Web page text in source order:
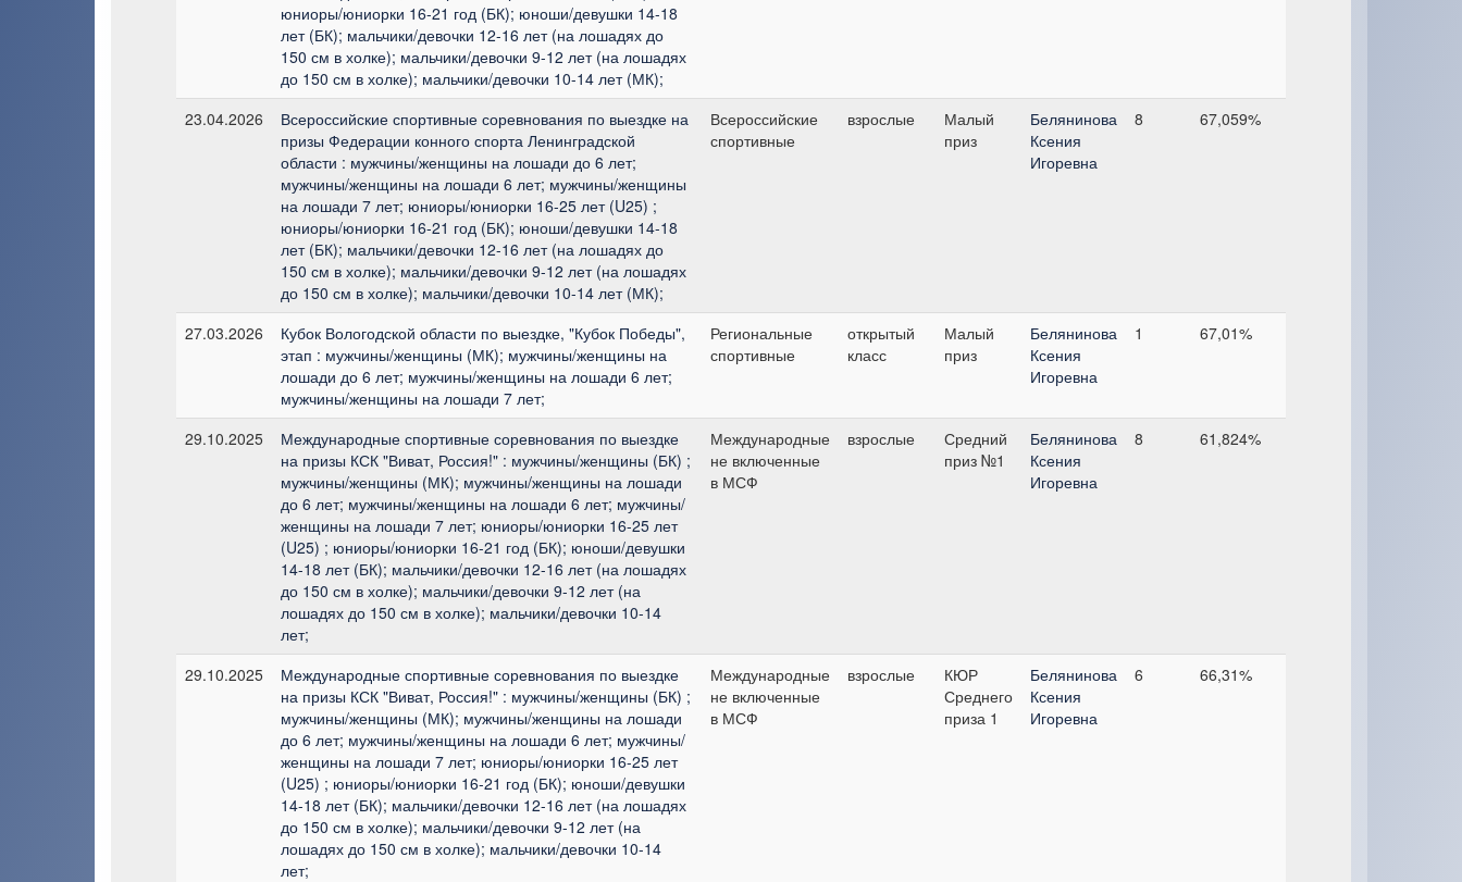
юниоры/юниорки 16-21 год (БК); юноши/девушки 14-18
лет (БК); мальчики/девочки 12-16 лет (на лошадях до
150 см в холке); мальчики/девочки 9-12 лет (на лошадях
до 150 см в холке); мальчики/девочки 10-14 лет (МК);
23.04.2026
Всероссийские спортивные соревнования по выездке на
призы Федерации конного спорта Ленинградской
области : мужчины/женщины на лошади до 6 лет;
мужчины/женщины на лошади 6 лет; мужчины/женщины
на лошади 7 лет; юниоры/юниорки 16-25 лет (U25) ;
юниоры/юниорки 16-21 год (БК); юноши/девушки 14-18
лет (БК); мальчики/девочки 12-16 лет (на лошадях до
150 см в холке); мальчики/девочки 9-12 лет (на лошадях
до 150 см в холке); мальчики/девочки 10-14 лет (МК);
Всероссийские
спортивные
взрослые
Малый
приз
Белянинова
Ксения
Игоревна
8 67,059%
27.03.2026
Кубок Вологодской области по выездке, "Кубок Победы",
этап : мужчины/женщины (МК); мужчины/женщины на
лошади до 6 лет; мужчины/женщины на лошади 6 лет;
мужчины/женщины на лошади 7 лет;
Региональные
спортивные
открытый
класс
Малый
приз
Белянинова
Ксения
Игоревна
1 67,01%
29.10.2025
Международные спортивные соревнования по выездке
на призы КСК "Виват, Россия!" : мужчины/женщины (БК) ;
мужчины/женщины (МК); мужчины/женщины на лошади
до 6 лет; мужчины/женщины на лошади 6 лет; мужчины/
женщины на лошади 7 лет; юниоры/юниорки 16-25 лет
(U25) ; юниоры/юниорки 16-21 год (БК); юноши/девушки
14-18 лет (БК); мальчики/девочки 12-16 лет (на лошадях
до 150 см в холке); мальчики/девочки 9-12 лет (на
лошадях до 150 см в холке); мальчики/девочки 10-14
лет;
Международные
не включенные
в МСФ
взрослые
Средний
приз №1
Белянинова
Ксения
Игоревна
8 61,824%
29.10.2025
Международные спортивные соревнования по выездке
на призы КСК "Виват, Россия!" : мужчины/женщины (БК) ;
мужчины/женщины (МК); мужчины/женщины на лошади
до 6 лет; мужчины/женщины на лошади 6 лет; мужчины/
женщины на лошади 7 лет; юниоры/юниорки 16-25 лет
(U25) ; юниоры/юниорки 16-21 год (БК); юноши/девушки
14-18 лет (БК); мальчики/девочки 12-16 лет (на лошадях
до 150 см в холке); мальчики/девочки 9-12 лет (на
лошадях до 150 см в холке); мальчики/девочки 10-14
лет;
Международные
не включенные
в МСФ
взрослые
КЮР
Среднего
приза 1
Белянинова
Ксения
Игоревна
6 66,31%